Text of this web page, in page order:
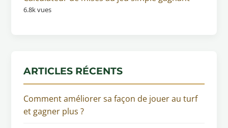
6.8k vues
ARTICLES RÉCENTS
Comment améliorer sa façon de jouer au turf
et gagner plus ?